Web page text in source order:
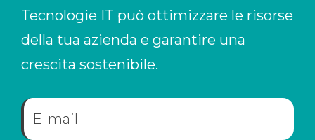
Tecnologie IT può ottimizzare le risorse
della tua azienda e garantire una
crescita sostenibile.